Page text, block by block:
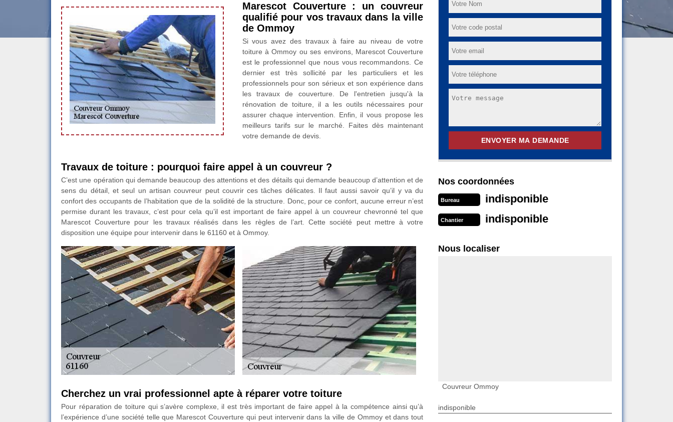
Marescot Couverture : un couvreur
qualifié pour vos travaux dans la ville
de Ommoy
Si vous avez des travaux à faire au niveau de votre
toiture à Ommoy ou ses environs, Marescot Couverture
est le professionnel que nous vous recommandons. Ce
dernier est très sollicité par les particuliers et les
professionnels pour son sérieux et son expérience dans
les travaux de couverture. De l'entretien jusqu'à la
rénovation de toiture, il a les outils nécessaires pour
assurer chaque intervention. Enfin, il vous propose les
meilleurs tarifs sur le marché. Faites dès maintenant
votre demande de devis.
Travaux de toiture : pourquoi faire appel à un couvreur ?
C’est une opération qui demande beaucoup des attentions et des détails qui demande beaucoup d’attention et de
sens du détail, et seul un artisan couvreur peut couvrir ces tâches délicates. Il faut aussi savoir qu’il y va du
confort des occupants de l’habitation que de la solidité de la structure. Donc, pour ce confort, aucune erreur n’est
permise durant les travaux, c’est pour cela qu’il est important de faire appel à un couvreur chevronné tel que
Marescot Couverture pour les travaux réalisés dans les règles de l’art. Cette société peut mettre à votre
disposition une équipe pour intervenir dans le 61160 et à Ommoy.
Cherchez un vrai professionnel apte à réparer votre toiture
Pour réparation de toiture qui s’avère complexe, il est très important de faire appel à la compétence ainsi qu’à
l’expérience d’une société telle que Marescot Couverture qui peut intervenir dans la ville de Ommoy et dans tout
Nos coordonnées
Bureau indisponible
Chantier indisponible
Nous localiser
Couvreur Ommoy
indisponible